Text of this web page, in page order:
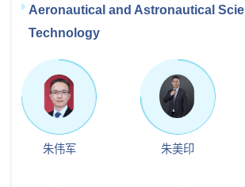
Aeronautical and Astronautical
Technology
朱伟军 朱美印